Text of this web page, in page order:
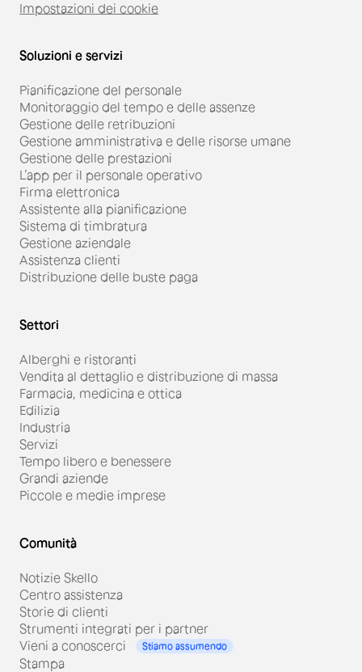
Impostazioni dei cookie
Soluzioni e servizi
Pianificazione del personale
Monitoraggio del tempo e delle assenze
Gestione delle retribuzioni
Gestione amministrativa e delle risorse umane
Gestione delle prestazioni
L’app per il personale operativo
Firma elettronica
Assistente alla pianificazione
Sistema di timbratura
Gestione aziendale
Assistenza clienti
Distribuzione delle buste paga
Settori
Alberghi e ristoranti
Vendita al dettaglio e distribuzione di massa
Farmacia, medicina e ottica
Edilizia
Industria
Servizi
Tempo libero e benessere
Grandi aziende
Piccole e medie imprese
Comunità
Notizie Skello
Centro assistenza
Storie di clienti
Strumenti integrati per i partner
Vieni a conoscerci
Stiamo assumendo
Stampa